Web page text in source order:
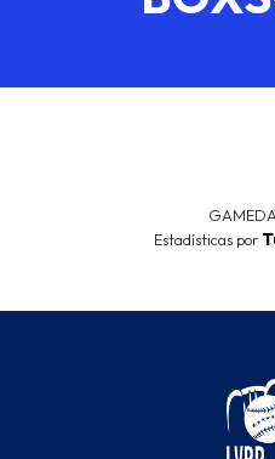
Estadísticas por